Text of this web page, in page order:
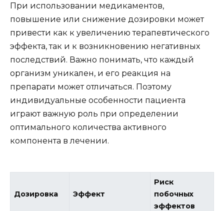
При использовании медикаментов,
повышение или снижение дозировки может
привести как к увеличению терапевтического
эффекта, так и к возникновению негативных
последствий. Важно понимать, что каждый
организм уникален, и его реакция на
препарати может отличаться. Поэтому
индивидуальные особенности пациента
играют важную роль при определении
оптимального количества активного
компонента в лечении.
Дозировка Эффект
Риск
побочных
эффектов